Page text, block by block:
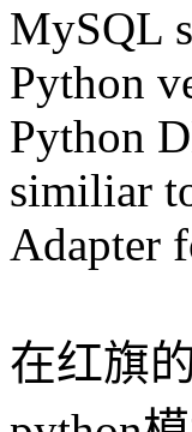
MySQL
Python
Python
similiar
Adapter
在红旗